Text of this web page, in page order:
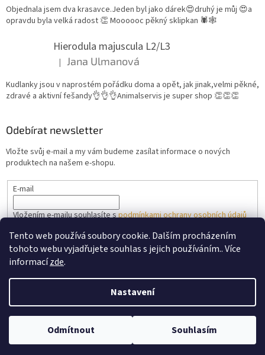
Tento web používá soubory cookie. Dalším procházením
tohoto webu vyjadřujete souhlas s jejich používáním.. Více
informacízde.
Nastavení
Odmítnout Souhlasím
V horkých slunečných dnech prosím nevyužívejte doručení do
venkovních výdejních boxů. Zásilka může být vystavena vysokým
Objednala jsem dva krasavce.Jeden byl jako dárek😍druhý je můj 😍a
opravdu byla velká radost 👏 Moooooc pěkný sklipkan 🕷🕸
Hierodula majuscula L2/L3
Hodnocení produktu je 5 z 5 hvězdiček.
| Jana Ulmanová
Kudlanky jsou v naprostém pořádku doma a opět, jak jinak,velmi pěkné,
zdravé a aktivní fešandy👌👌👌Animalservis je super shop 👏👏👏
Odebírat newsletter
Vložte svůj e-mail a my vám budeme zasílat informace o nových
produktech na našem e-shopu.
E-mail
Vložením e-mailu souhlasíte spodmínkami ochrany osobních údajů
PŘIHLÁSIT SE
Vytvořil Shoptet
Copyright 2026Animalservis.cz . Všechna práva vyhrazena.